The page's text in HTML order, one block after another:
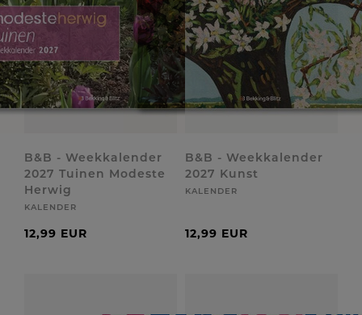
B&B - Weekkalender
2027 Tuinen Modeste
Herwig
KALENDER
12,99 EUR
B&B - Weekkalender
2027 Kunst
KALENDER
12,99 EUR